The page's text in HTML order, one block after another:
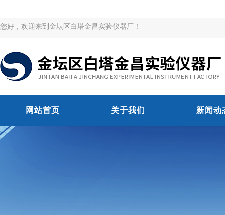
您好，欢迎来到金坛区白塔金昌实验仪器厂！
网站首页 关于我们 新闻动